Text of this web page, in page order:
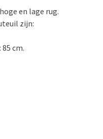
en lage rug.
zijn:
cm.